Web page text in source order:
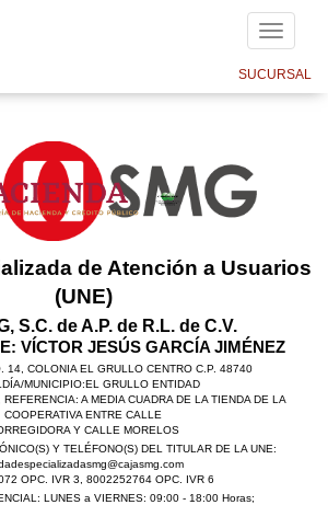
SMG
SUCURSAL
de Atención a Usuarios
(UNE)
S.C. de A.P. de R.L. de C.V.
VÍCTOR JESÚS GARCÍA JIMÉNEZ
14, COLONIA EL GRULLO CENTRO C.P. 48740
MUNICIPIO:EL GRULLO ENTIDAD
A MEDIA CUADRA DE LA TIENDA DE LA
COOPERATIVA ENTRE CALLE
Y CALLE MORELOS
Y TELÉFONO(S) DEL TITULAR DE LA UNE:
OPC. IVR 3, 8002252764 OPC. IVR 6
LUNES a VIERNES: 09:00 - 18:00 Horas;